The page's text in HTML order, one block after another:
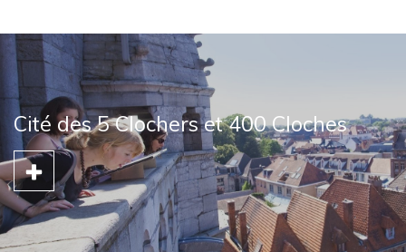
Cité des 5 Clochers et 400 Cloches